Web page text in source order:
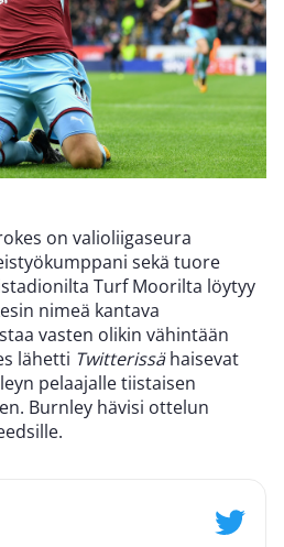
on valioliigaseura
sekä tuore
Turf Moorilta löytyy
nimeä kantava
vasten olikin vähintään
lähetti Twitterissähaisevat
pelaajalle tiistaisen
Burnley hävisi ottelun